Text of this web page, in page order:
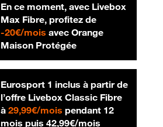
En ce moment, avec Livebox
Max Fibre, profitez de
-20€/mois20 € par mois
avec Orange
Maison Protégée
Eurosport 1 inclus à partir de
l’offre Livebox Classic Fibre
à 29,99€/mois29,99 € par mois
pendant 12
mois puis 42,99€/mois42,99 € par